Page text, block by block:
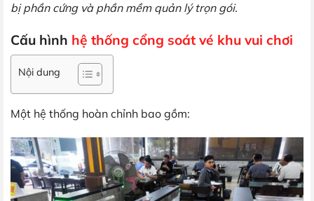
bị phần cứng và phần mềm quản lý trọn gói.
Cấu hình hệ thống cổng soát vé khu vui chơi
Nội dung
Một hệ thống hoàn chỉnh bao gồm: